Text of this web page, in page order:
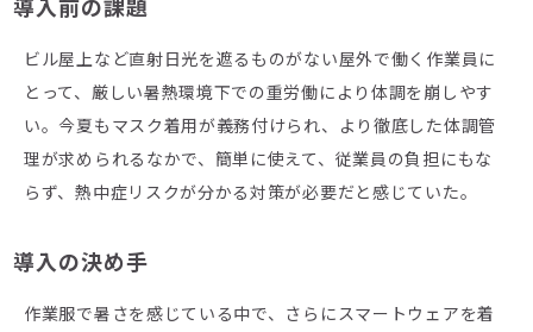
ビル屋上など直射日光を遮るものがない屋外で働く作業員に
とって、厳しい暑熱環境下での重労働により体調を崩しやす
い。今夏もマスク着用が義務付けられ、より徹底した体調管
理が求められるなかで、簡単に使えて、従業員の負担にもな
らず、熱中症リスクが分かる対策が必要だと感じていた。
導入の決め手
作業服で暑さを感じている中で、さらにスマートウェアを着